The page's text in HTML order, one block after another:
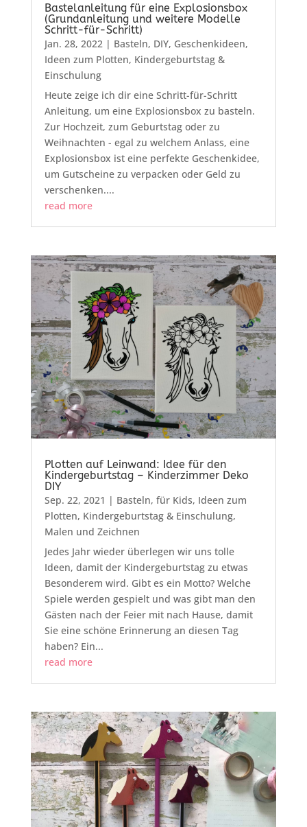
Bastelanleitung für eine Explosionsbox
(Grundanleitung und weitere Modelle
Schritt-für-Schritt)
Jan. 28, 2022 | Basteln, DIY, Geschenkideen,
Ideen zum Plotten, Kindergeburtstag &
Einschulung
Heute zeige ich dir eine Schritt-für-Schritt
Anleitung, um eine Explosionsbox zu basteln.
Zur Hochzeit, zum Geburtstag oder zu
Weihnachten - egal zu welchem Anlass, eine
Explosionsbox ist eine perfekte Geschenkidee,
um Gutscheine zu verpacken oder Geld zu
verschenken....
read more
Plotten auf Leinwand: Idee für den
Kindergeburtstag – Kinderzimmer Deko
DIY
Sep. 22, 2021 | Basteln, für Kids, Ideen zum
Plotten, Kindergeburtstag & Einschulung,
Malen und Zeichnen
Jedes Jahr wieder überlegen wir uns tolle
Ideen, damit der Kindergeburtstag zu etwas
Besonderem wird. Gibt es ein Motto? Welche
Spiele werden gespielt und was gibt man den
Gästen nach der Feier mit nach Hause, damit
Sie eine schöne Erinnerung an diesen Tag
haben? Ein...
read more